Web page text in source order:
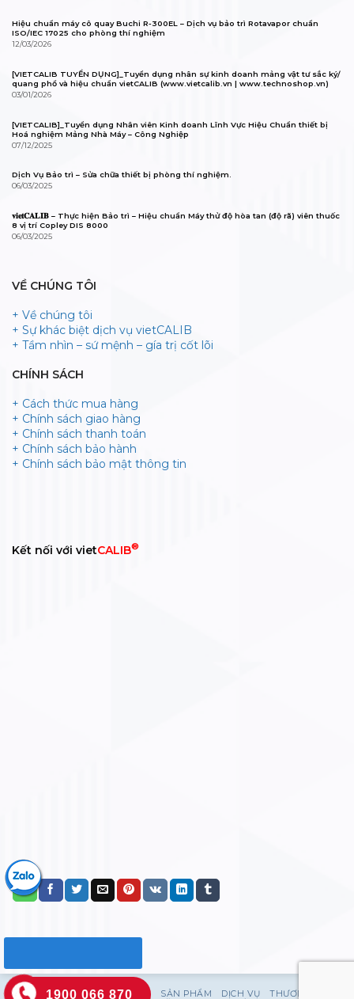
Hiệu chuẩn máy cô quay Buchi R-300EL – Dịch vụ bảo trì Rotavapor chuẩn
ISO/IEC 17025 cho phòng thí nghiệm
12/03/2026
[VIETCALIB TUYỂN DỤNG]_Tuyển dụng nhân sự kinh doanh mảng vật tư sắc ký/
quang phổ và hiệu chuẩn vietCALIB (www.vietcalib.vn | www.technoshop.vn)
03/01/2026
[VIETCALIB]_Tuyển dụng Nhân viên Kinh doanh Lĩnh Vực Hiệu Chuẩn thiết bị
Hoá nghiệm Mảng Nhà Máy – Công Nghiệp
07/12/2025
Dịch Vụ Bảo trì – Sửa chữa thiết bị phòng thí nghiệm.
06/03/2025
𝐯𝐢𝐞𝐭𝐂𝐀𝐋𝐈𝐁 – Thực hiện Bảo trì – Hiệu chuẩn Máy thử độ hòa tan (độ rã) viên thuốc
8 vị trí Copley DIS 8000
06/03/2025
VỀ CHÚNG TÔI
+ Về chúng tôi
+ Sự khác biệt dịch vụ vietCALIB
+ Tầm nhìn – sứ mệnh – gía trị cốt lõi
CHÍNH SÁCH
+ Cách thức mua hàng
+ Chính sách giao hàng
+ Chính sách thanh toán
+ Chính sách bảo hành
+ Chính sách bảo mật thông tin
Kết nối với vietCALIB®
TRANG CHỦ GIỚI THIỆU SẢN PHẨM DỊCH VỤ
THƯƠNG HIỆU
1900 066 870